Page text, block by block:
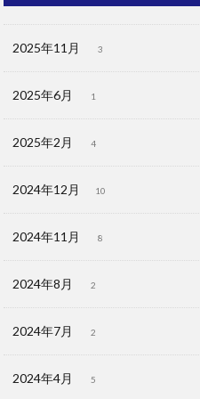
2025年11月 3
2025年6月 1
2025年2月 4
2024年12月 10
2024年11月 8
2024年8月 2
2024年7月 2
2024年4月 5